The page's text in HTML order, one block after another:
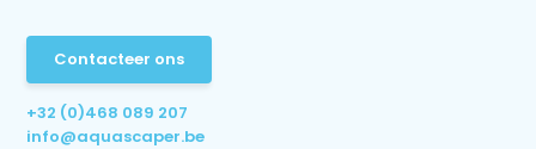
Contacteer ons
+32 (0)468 089 207
info@aquascaper.be